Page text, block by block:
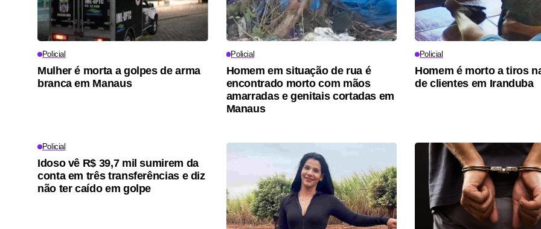
Policial
Mulher é morta a golpes de arma
branca em Manaus
Policial
Homem em situação de rua é
encontrado morto com mãos
amarradas e genitais cortadas em
Manaus
Policial
Homem é morto a tiros
de clientes em Iranduba
Policial
Idoso vê R$ 39,7 mil sumirem da
conta em três transferências e diz
não ter caído em golpe